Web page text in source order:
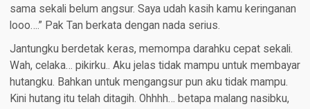
sama sekali belum angsur. Saya udah kasih kamu keringanan
looo….” Pak Tan berkata dengan nada serius.
Jantungku berdetak keras, memompa darahku cepat sekali.
Wah, celaka… pikirku.. Aku jelas tidak mampu untuk membayar
hutangku. Bahkan untuk mengangsur pun aku tidak mampu.
Kini hutang itu telah ditagih. Ohhhh… betapa malang nasibku,